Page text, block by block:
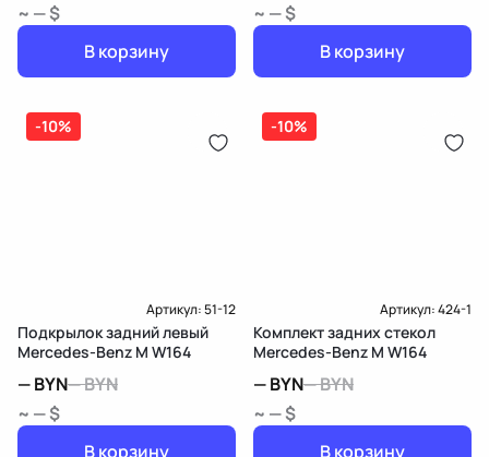
~ — $
В корзину
~ — $
В корзину
-10%
Артикул:51-12
Подкрылок задний левый
Mercedes-Benz M W164
—BYN—BYN
~ — $
В корзину
-10%
Артикул:424-1
Комплект задних стекол
Mercedes-Benz M W164
—BYN—BYN
~ — $
В корзину